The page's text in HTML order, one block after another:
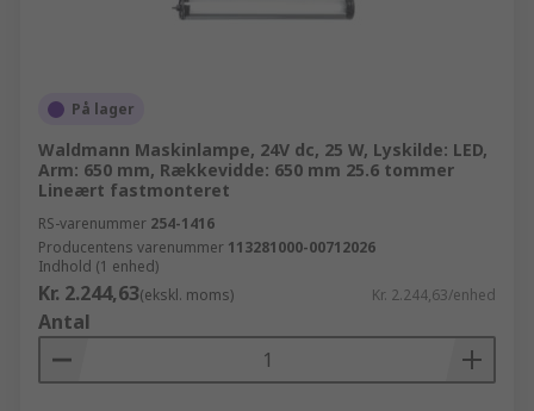
På lager
Waldmann Maskinlampe, 24V dc, 25 W, Lyskilde: LED,
Arm: 650 mm, Rækkevidde: 650 mm 25.6 tommer
Lineært fastmonteret
RS-varenummer 254-1416
Producentens varenummer 113281000-00712026
Indhold (1 enhed)
Kr. 2.244,63(ekskl. moms) Kr. 2.244,63/enhed
Antal